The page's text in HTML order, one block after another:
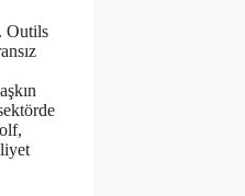
Outils